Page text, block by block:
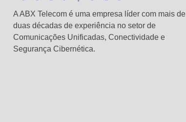
A ABX Telecom é uma empresa líder com mais de
duas décadas de experiência no setor de
Comunicações Unificadas, Conectividade e
Segurança Cibernética.